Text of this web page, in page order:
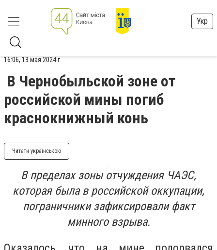
Укр
16:06, 13 мая 2024 г.
В Чернобыльской зоне от
российской мины погиб
краснокнижный конь
Читати українською
В пределах зоны отчуждения ЧАЭС,
которая была в российской оккупации,
пограничники зафиксировали факт
минного взрыва.